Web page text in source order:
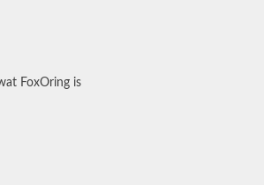
FoxOring is